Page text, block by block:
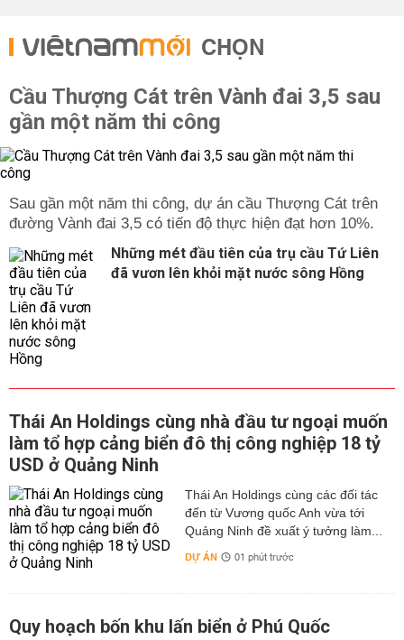
CHỌN
Cầu Thượng Cát trên Vành đai 3,5 sau
gần một năm thi công
Sau gần một năm thi công, dự án cầu Thượng Cát trên
đường Vành đai 3,5 có tiến độ thực hiện đạt hơn 10%.
Những mét đầu tiên của trụ cầu Tứ Liên
đã vươn lên khỏi mặt nước sông Hồng
Thái An Holdings cùng nhà đầu tư ngoại muốn
làm tổ hợp cảng biển đô thị công nghiệp 18 tỷ
USD ở Quảng Ninh
Thái An Holdings cùng các đối tác
đến từ Vương quốc Anh vừa tới
Quảng Ninh đề xuất ý tưởng làm...
DỰ ÁN 01 phút trước
Quy hoạch bốn khu lấn biển ở Phú Quốc